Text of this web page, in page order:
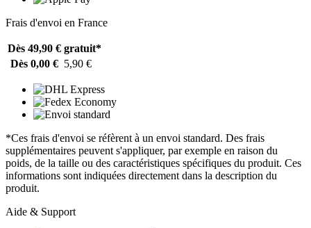
Frais d'envoi en France
Dès 49,90 € gratuit*
Dès 0,00 € 5,90 €
*Ces frais d'envoi se réfèrent à un envoi standard. Des frais
supplémentaires peuvent s'appliquer, par exemple en raison du
poids, de la taille ou des caractéristiques spécifiques du produit. Ces
informations sont indiquées directement dans la description du
produit.
Aide & Support